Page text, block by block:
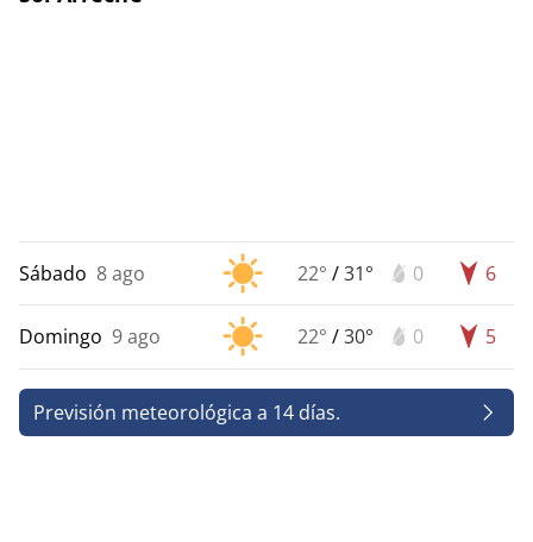
Sábado 8 ago 22° /31° 0 6
Domingo 9 ago 22° /30° 0 5
Previsión meteorológica a 14 días.